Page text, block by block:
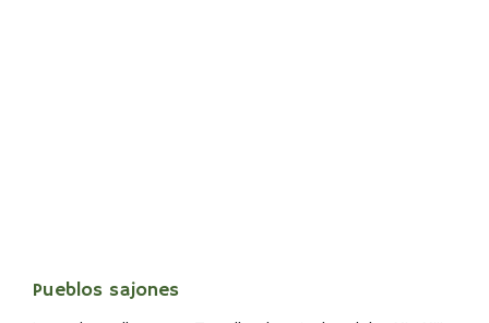
Pueblos sajones